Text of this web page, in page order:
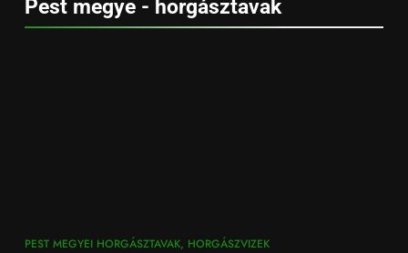
Pest megye - horgásztavak
PEST MEGYEI HORGÁSZTAVAK, HORGÁSZVIZEK